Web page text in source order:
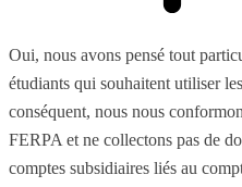
Oui, nous avons pensé tout
étudiants qui souhaitent utiliser
conséquent, nous nous
FERPA et ne collectons pas de
comptes subsidiaires liés au